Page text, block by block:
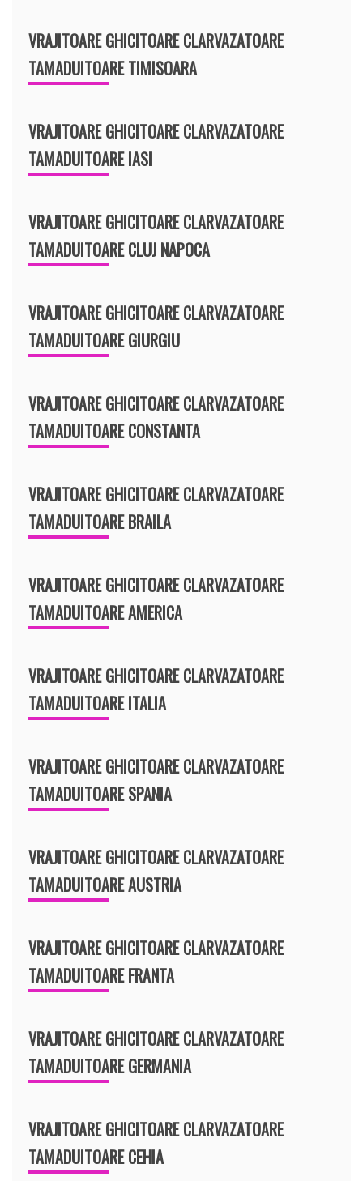
VRAJITOARE GHICITOARE CLARVAZATOARE
TAMADUITOARE TIMISOARA
VRAJITOARE GHICITOARE CLARVAZATOARE
TAMADUITOARE IASI
VRAJITOARE GHICITOARE CLARVAZATOARE
TAMADUITOARE CLUJ NAPOCA
VRAJITOARE GHICITOARE CLARVAZATOARE
TAMADUITOARE GIURGIU
VRAJITOARE GHICITOARE CLARVAZATOARE
TAMADUITOARE CONSTANTA
VRAJITOARE GHICITOARE CLARVAZATOARE
TAMADUITOARE BRAILA
VRAJITOARE GHICITOARE CLARVAZATOARE
TAMADUITOARE AMERICA
VRAJITOARE GHICITOARE CLARVAZATOARE
TAMADUITOARE ITALIA
VRAJITOARE GHICITOARE CLARVAZATOARE
TAMADUITOARE SPANIA
VRAJITOARE GHICITOARE CLARVAZATOARE
TAMADUITOARE AUSTRIA
VRAJITOARE GHICITOARE CLARVAZATOARE
TAMADUITOARE FRANTA
VRAJITOARE GHICITOARE CLARVAZATOARE
TAMADUITOARE GERMANIA
VRAJITOARE GHICITOARE CLARVAZATOARE
TAMADUITOARE CEHIA